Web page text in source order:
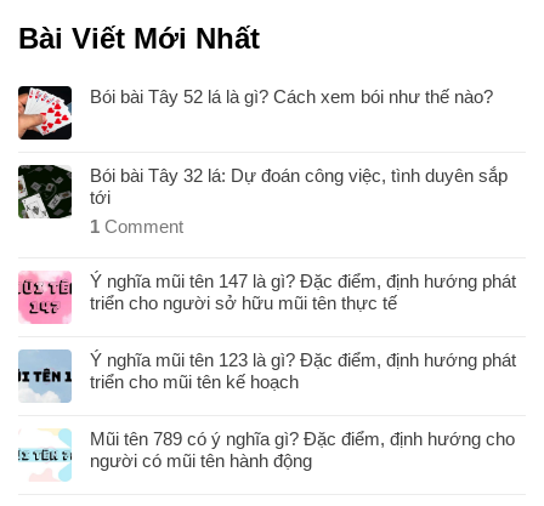
Bài Viết Mới Nhất
Bói bài Tây 52 lá là gì? Cách xem bói như thế nào?
Bói bài Tây 32 lá: Dự đoán công việc, tình duyên sắp
tới
1 Comment
Ý nghĩa mũi tên 147 là gì? Đặc điểm, định hướng phát
triển cho người sở hữu mũi tên thực tế
Ý nghĩa mũi tên 123 là gì? Đặc điểm, định hướng phát
triển cho mũi tên kế hoạch
Mũi tên 789 có ý nghĩa gì? Đặc điểm, định hướng cho
người có mũi tên hành động